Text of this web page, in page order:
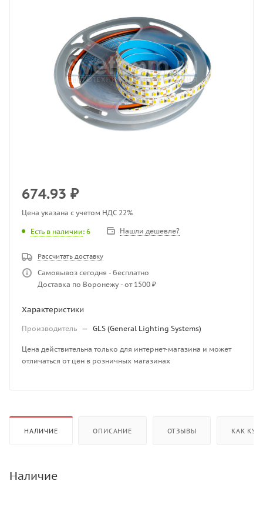
674.93 ₽
Цена указана с учетом НДС 22%
Есть в наличии: 6 Нашли дешевле?
Рассчитать доставку
Самовывоз сегодня - бесплатно
Доставка по Воронежу - от 1500 ₽
Характеристики
Производитель — GLS (General Lighting Systems)
Цена действительна только для интернет-магазина и может
отличаться от цен в розничных магазинах
НАЛИЧИЕ ОПИСАНИЕ ОТЗЫВЫ КАК
Наличие